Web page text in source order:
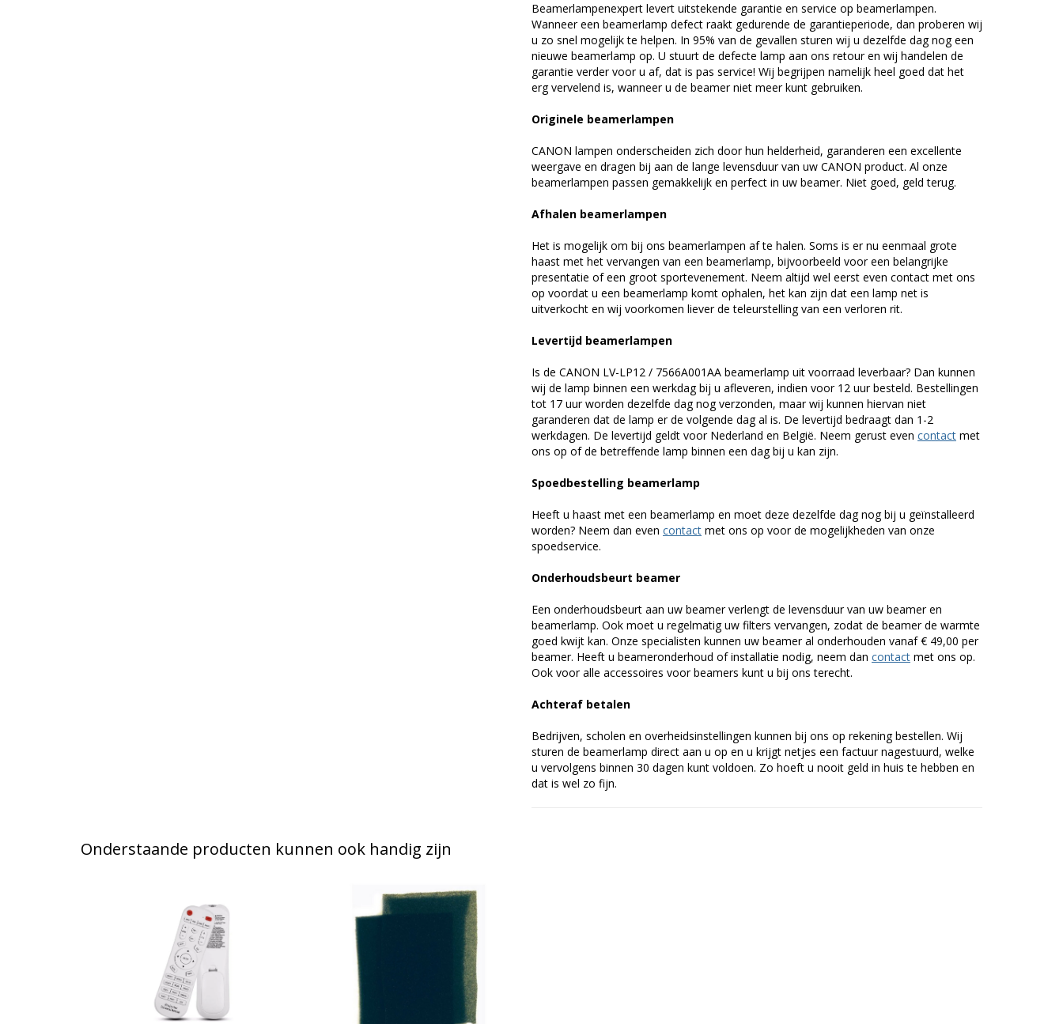
Beamerlampenexpert levert uitstekende garantie en service op beamerlampen.
Wanneer een beamerlamp defect raakt gedurende de garantieperiode, dan proberen wij
u zo snel mogelijk te helpen. In 95% van de gevallen sturen wij u dezelfde dag nog een
nieuwe beamerlamp op. U stuurt de defecte lamp aan ons retour en wij handelen de
garantie verder voor u af, dat is pas service! Wij begrijpen namelijk heel goed dat het
erg vervelend is, wanneer u de beamer niet meer kunt gebruiken.
Originele beamerlampen
CANON lampen onderscheiden zich door hun helderheid, garanderen een excellente
weergave en dragen bij aan de lange levensduur van uw CANON product. Al onze
beamerlampen passen gemakkelijk en perfect in uw beamer. Niet goed, geld terug.
Afhalen beamerlampen
Het is mogelijk om bij ons beamerlampen af te halen. Soms is er nu eenmaal grote
haast met het vervangen van een beamerlamp, bijvoorbeeld voor een belangrijke
presentatie of een groot sportevenement. Neem altijd wel eerst even contact met ons
op voordat u een beamerlamp komt ophalen, het kan zijn dat een lamp net is
uitverkocht en wij voorkomen liever de teleurstelling van een verloren rit.
Levertijd beamerlampen
Is de CANON LV-LP12 / 7566A001AA beamerlamp uit voorraad leverbaar? Dan kunnen
wij de lamp binnen een werkdag bij u afleveren, indien voor 12 uur besteld. Bestellingen
tot 17 uur worden dezelfde dag nog verzonden, maar wij kunnen hiervan niet
garanderen dat de lamp er de volgende dag al is. De levertijd bedraagt dan 1-2
werkdagen. De levertijd geldt voor Nederland en België. Neem gerust even contact met
ons op of de betreffende lamp binnen een dag bij u kan zijn.
Spoedbestelling beamerlamp
Heeft u haast met een beamerlamp en moet deze dezelfde dag nog bij u geïnstalleerd
worden? Neem dan even contact met ons op voor de mogelijkheden van onze
spoedservice.
Onderhoudsbeurt beamer
Een onderhoudsbeurt aan uw beamer verlengt de levensduur van uw beamer en
beamerlamp. Ook moet u regelmatig uw filters vervangen, zodat de beamer de warmte
goed kwijt kan. Onze specialisten kunnen uw beamer al onderhouden vanaf € 49,00 per
beamer. Heeft u beameronderhoud of installatie nodig, neem dan contact met ons op.
Ook voor alle accessoires voor beamers kunt u bij ons terecht.
Achteraf betalen
Bedrijven, scholen en overheidsinstellingen kunnen bij ons op rekening bestellen. Wij
sturen de beamerlamp direct aan u op en u krijgt netjes een factuur nagestuurd, welke
u vervolgens binnen 30 dagen kunt voldoen. Zo hoeft u nooit geld in huis te hebben en
dat is wel zo fijn.
Onderstaande producten kunnen ook handig zijn